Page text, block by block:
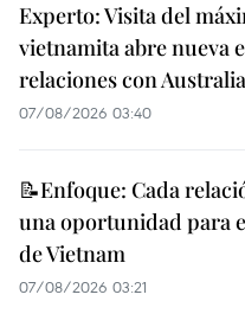
Experto: Visita del
vietnamita abre nueva
relaciones con Australia
07/08/2026 03:40
📝Enfoque: Cada
una oportunidad para
de Vietnam
07/08/2026 03:21